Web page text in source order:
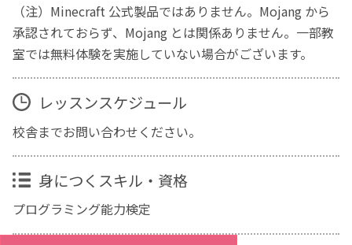
（注）Minecraft 公式製品ではありません。Mojang から
承認されておらず、Mojang とは関係ありません。一部教
室では無料体験を実施していない場合がございます。
レッスンスケジュール
校舎までお問い合わせください。
身につくスキル・資格
プログラミング能力検定